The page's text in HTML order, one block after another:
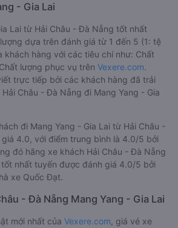
- Gia Lai
Lai từ Hải Châu - Đà Nẵng tốt nhất
dựa trên đánh giá từ 1 đến 5 (1: tệ
khách hàng với các tiêu chí như: Chất
lượng phục vụ trên Vexere.com.
trực tiếp bởi các khách hàng đã trải
Châu - Đà Nẵng đi Mang Yang - Gia
đi Mang Yang - Gia Lai từ Hải Châu -
4.0, với điểm trung bình là 4.0/5 bởi
đó hãng xe khách Hải Châu - Đà Nẵng
tốt nhất tuyến được đánh giá 4.0/5 bởi
xe Quốc Đạt.
- Đà Nẵng Mang Yang - Gia Lai
mới nhất của Vexere.com , giá vé xe